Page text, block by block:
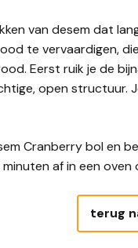
van desem dat
te vervaardigen,
Eerst ruik je de
open structuur.
Cranberry bol en
af in een oven
terug